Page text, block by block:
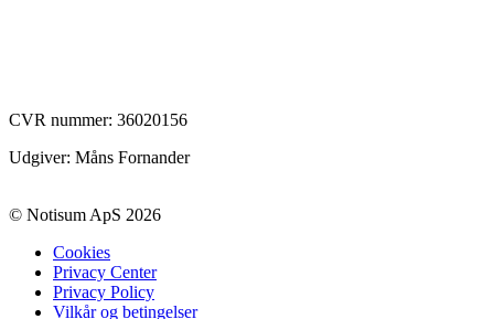
CVR nummer: 36020156
Udgiver: Måns Fornander
© Notisum ApS 2026
Cookies
Privacy Center
Privacy Policy
Vilkår og betingelser